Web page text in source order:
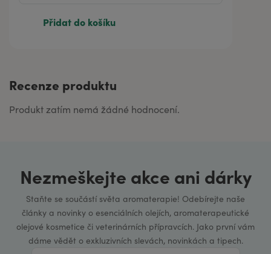
Přidat do košíku
Recenze produktu
Produkt zatím nemá žádné hodnocení.
Nezmeškejte akce ani dárky
Staňte se součástí světa aromaterapie! Odebírejte naše
články a novinky o esenciálních olejích, aromaterapeutické
olejové kosmetice či veterinárních přípravcích. Jako první vám
dáme vědět o exkluzivních slevách, novinkách a tipech.